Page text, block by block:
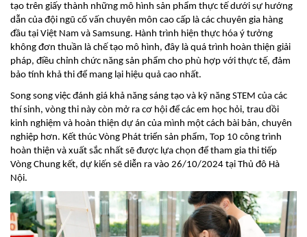
tạo trên giấy thành những mô hình sản phẩm thực tế dưới sự hướng
dẫn của đội ngũ cố vấn chuyên môn cao cấp là các chuyên gia hàng
đầu tại Việt Nam và Samsung. Hành trình hiện thực hóa ý tưởng
không đơn thuần là chế tạo mô hình, đây là quá trình hoàn thiện giải
pháp, điều chỉnh chức năng sản phẩm cho phù hợp với thực tế, đảm
bảo tính khả thi để mang lại hiệu quả cao nhất.
Song song việc đánh giá khả năng sáng tạo và kỹ năng STEM của các
thí sinh, vòng thi này còn mở ra cơ hội để các em học hỏi, trau dồi
kinh nghiệm và hoàn thiện dự án của mình một cách bài bản, chuyên
nghiệp hơn. Kết thúc Vòng Phát triển sản phẩm, Top 10 công trình
hoàn thiện và xuất sắc nhất sẽ được lựa chọn để tham gia thi tiếp
Vòng Chung kết, dự kiến sẽ diễn ra vào 26/10/2024 tại Thủ đô Hà
Nội.